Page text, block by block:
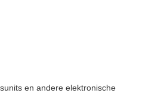
en andere elektronische